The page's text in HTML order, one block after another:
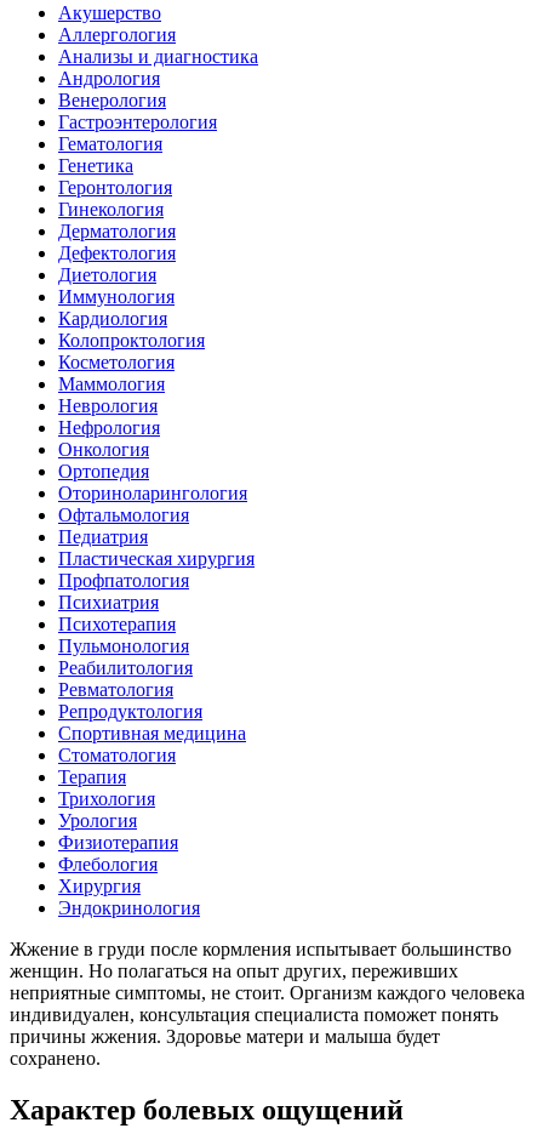
Акушерство
Аллергология
Анализы и диагностика
Андрология
Венерология
Гастроэнтерология
Гематология
Генетика
Геронтология
Гинекология
Дерматология
Дефектология
Диетология
Иммунология
Кардиология
Колопроктология
Косметология
Маммология
Неврология
Нефрология
Онкология
Ортопедия
Оториноларингология
Офтальмология
Педиатрия
Пластическая хирургия
Профпатология
Психиатрия
Психотерапия
Пульмонология
Реабилитология
Ревматология
Репродуктология
Спортивная медицина
Стоматология
Терапия
Трихология
Урология
Физиотерапия
Флебология
Хирургия
Эндокринология
Жжение в груди после кормления испытывает большинство
женщин. Но полагаться на опыт других, переживших
неприятные симптомы, не стоит. Организм каждого человека
индивидуален, консультация специалиста поможет понять
причины жжения. Здоровье матери и малыша будет
сохранено.
Характер болевых ощущений